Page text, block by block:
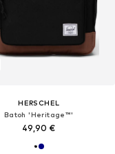
HERSCHEL
Batoh 'Heritage™'
49,90 €